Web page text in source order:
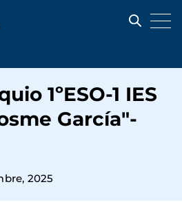
1ºESO-1 IES
García"-
2025